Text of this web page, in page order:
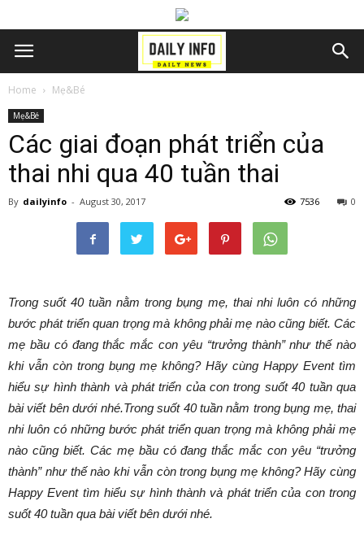
Home Mẹ&Bé
Mẹ&Bé
Các giai đoạn phát triển của
thai nhi qua 40 tuần thai
By dailyinfo - August 30, 2017 0
7536
Trong suốt 40 tuần nằm trong bụng mẹ, thai nhi luôn có những
bước phát triển quan trọng mà không phải mẹ nào cũng biết. Các
mẹ bầu có đang thắc mắc con yêu “trưởng thành” như thế nào
khi vẫn còn trong bụng mẹ không? Hãy cùng Happy Event tìm
hiểu sự hình thành và phát triển của con trong suốt 40 tuần qua
bài viết bên dưới nhé.Trong suốt 40 tuần nằm trong bụng mẹ, thai
nhi luôn có những bước phát triển quan trọng mà không phải mẹ
nào cũng biết. Các mẹ bầu có đang thắc mắc con yêu “trưởng
thành” như thế nào khi vẫn còn trong bụng mẹ không? Hãy cùng
Happy Event tìm hiểu sự hình thành và phát triển của con trong
suốt 40 tuần qua bài viết bên dưới nhé.